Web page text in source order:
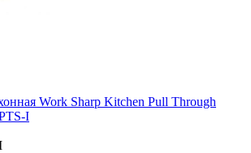
Work Sharp Kitchen Pull Through
I